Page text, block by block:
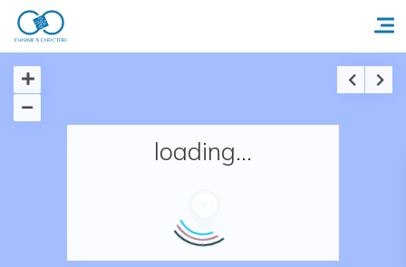
Accueil
loading...